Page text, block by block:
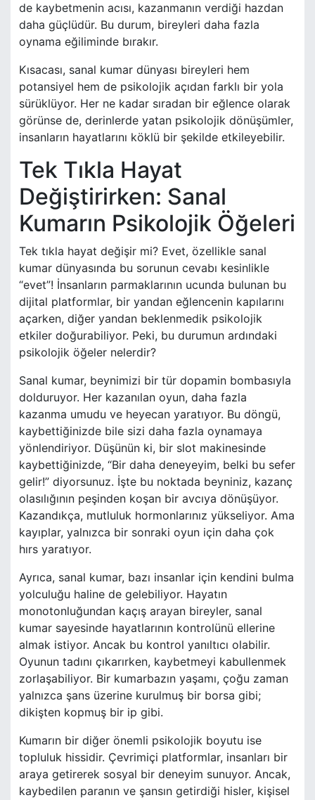
de kaybetmenin acısı, kazanmanın verdiği hazdan
daha güçlüdür. Bu durum, bireyleri daha fazla
oynama eğiliminde bırakır.
Kısacası, sanal kumar dünyası bireyleri hem
potansiyel hem de psikolojik açıdan farklı bir yola
sürüklüyor. Her ne kadar sıradan bir eğlence olarak
görünse de, derinlerde yatan psikolojik dönüşümler,
insanların hayatlarını köklü bir şekilde etkileyebilir.
Tek Tıkla Hayat
Değiştirirken: Sanal
Kumarın Psikolojik Öğeleri
Tek tıkla hayat değişir mi? Evet, özellikle sanal
kumar dünyasında bu sorunun cevabı kesinlikle
“evet”! İnsanların parmaklarının ucunda bulunan bu
dijital platformlar, bir yandan eğlencenin kapılarını
açarken, diğer yandan beklenmedik psikolojik
etkiler doğurabiliyor. Peki, bu durumun ardındaki
psikolojik öğeler nelerdir?
Sanal kumar, beynimizi bir tür dopamin bombasıyla
dolduruyor. Her kazanılan oyun, daha fazla
kazanma umudu ve heyecan yaratıyor. Bu döngü,
kaybettiğinizde bile sizi daha fazla oynamaya
yönlendiriyor. Düşünün ki, bir slot makinesinde
kaybettiğinizde, “Bir daha deneyeyim, belki bu sefer
gelir!” diyorsunuz. İşte bu noktada beyniniz, kazanç
olasılığının peşinden koşan bir avcıya dönüşüyor.
Kazandıkça, mutluluk hormonlarınız yükseliyor. Ama
kayıplar, yalnızca bir sonraki oyun için daha çok
hırs yaratıyor.
Ayrıca, sanal kumar, bazı insanlar için kendini bulma
yolculuğu haline de gelebiliyor. Hayatın
monotonluğundan kaçış arayan bireyler, sanal
kumar sayesinde hayatlarının kontrolünü ellerine
almak istiyor. Ancak bu kontrol yanıltıcı olabilir.
Oyunun tadını çıkarırken, kaybetmeyi kabullenmek
zorlaşabiliyor. Bir kumarbazın yaşamı, çoğu zaman
yalnızca şans üzerine kurulmuş bir borsa gibi;
dikişten kopmuş bir ip gibi.
Kumarın bir diğer önemli psikolojik boyutu ise
topluluk hissidir. Çevrimiçi platformlar, insanları bir
araya getirerek sosyal bir deneyim sunuyor. Ancak,
kaybedilen paranın ve şansın getirdiği hisler, kişisel